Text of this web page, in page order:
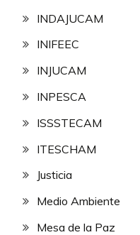
INDAJUCAM
INIFEEC
INJUCAM
INPESCA
ISSSTECAM
ITESCHAM
Justicia
Medio Ambiente
Mesa de la Paz